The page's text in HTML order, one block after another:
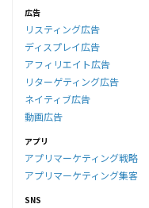
広告
リスティング広告
ディスプレイ広告
アフィリエイト広告
リターゲティング広告
ネイティブ広告
動画広告
アプリ
アプリマーケティング戦略
アプリマーケティング集客
SNS